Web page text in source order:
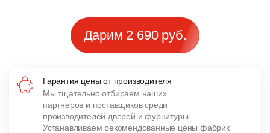
Дарим 2 690 руб.
Гарантия цены от производителя
Мы тщательно отбираем наших
партнеров и поставщиков среди
производителей дверей и фурнитуры.
Устанавливаем рекомендованные цены фабрик